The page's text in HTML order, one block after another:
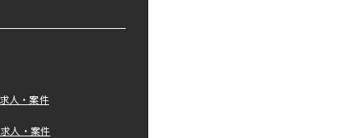
人・案件
人・案件